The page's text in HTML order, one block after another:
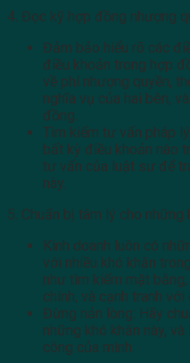
4. Đọc kỹ hợp đồng nhượng
Đảm bảo hiểu rõ các
điều khoản trong hợp
về phí nhượng quyền,
nghĩa vụ của hai bên,
đồng.
Tìm kiếm tư vấn pháp
bất kỳ điều khoản nào
tư vấn của luật sư để
này.
5. Chuẩn bị tâm lý cho những
Kinh doanh luôn có
với nhiều khó khăn
như tìm kiếm mặt
chính, và cạnh tranh với
Đừng nản lòng: Hãy
những khó khăn này,
công của mình.